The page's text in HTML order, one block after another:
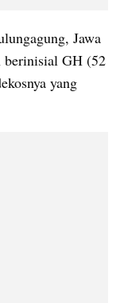
Jawa
berinisial GH (52
yang